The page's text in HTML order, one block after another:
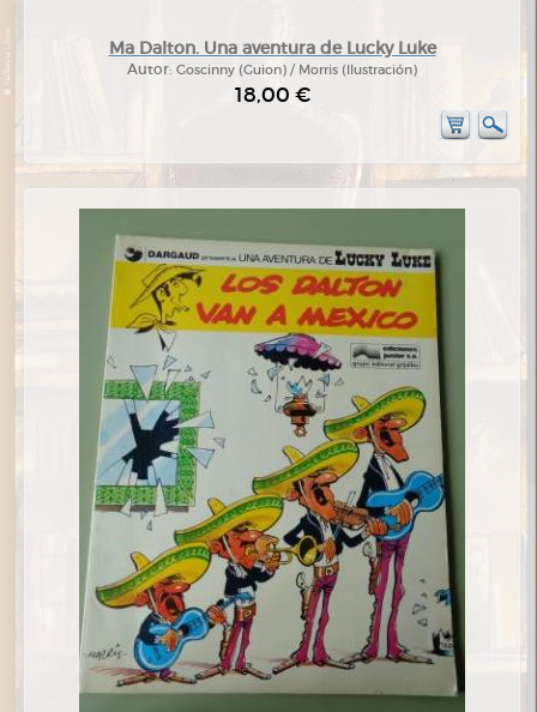
Ma Dalton. Una aventura de Lucky Luke
Autor: Goscinny (Guion) / Morris (Ilustración)
18,00 €